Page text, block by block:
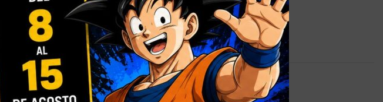
VALORACIONES (0)